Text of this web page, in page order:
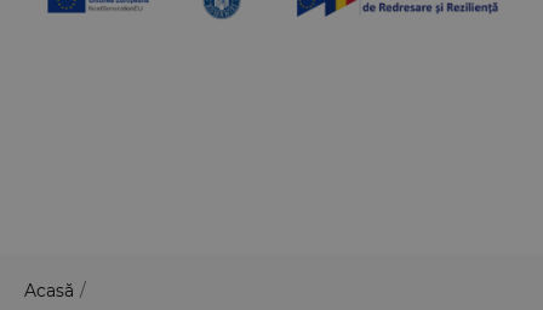
Acasă /